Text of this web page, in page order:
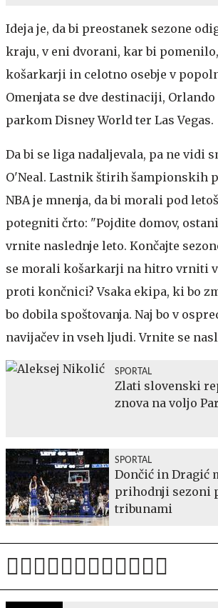
Ideja je, da bi preostanek sezone
kraju, v eni dvorani, kar bi
košarkarji in celotno osebje v
Omenjata se dve destinaciji,
parkom Disney World ter Las Vegas.
Da bi se liga nadaljevala, pa ne vidi
O'Neal. Lastnik štirih šampionskih
NBA je mnenja, da bi morali pod
potegniti črto: "Pojdite domov,
vrnite naslednje leto. Končajte
se morali košarkarji na hitro vrniti
proti končnici? Vsaka ekipa, ki bo
bo dobila spoštovanja. Naj bo v
navijačev in vseh ljudi. Vrnite se
SPORTAL
Zlati slovenski
znova na voljo
SPORTAL
Dončić in Dragić
prihodnji sezoni
tribunami